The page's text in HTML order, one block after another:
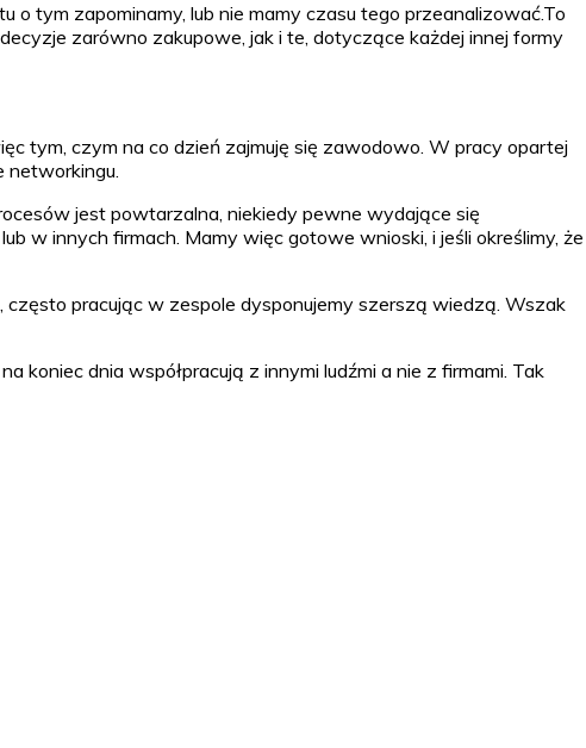
tym zapominamy, lub nie mamy czasu tego przeanalizować.To
zarówno zakupowe, jak i te, dotyczące każdej innej formy
tym, czym na co dzień zajmuję się zawodowo. W pracy opartej
networkingu.
jest powtarzalna, niekiedy pewne wydające się
w innych firmach. Mamy więc gotowe wnioski, i jeśli określimy, że
pracując w zespole dysponujemy szerszą wiedzą. Wszak
koniec dnia współpracują z innymi ludźmi a nie z firmami. Tak